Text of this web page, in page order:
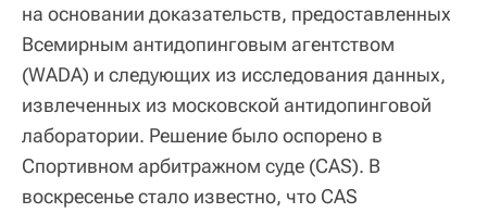
на основании доказательств, предоставленных
Всемирным антидопинговым агентством
(WADA) и следующих из исследования данных,
извлеченных из московской антидопинговой
лаборатории. Решение было оспорено в
Спортивном арбитражном суде (CAS). В
воскресенье стало известно, что CAS